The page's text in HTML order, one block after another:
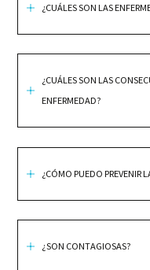
¿CUÁLES SON LAS
¿CUÁLES SON LAS
ENFERMEDAD?
¿CÓMO PUEDO PREVENIR
¿SON CONTAGIOSAS?